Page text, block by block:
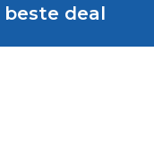
beste deal